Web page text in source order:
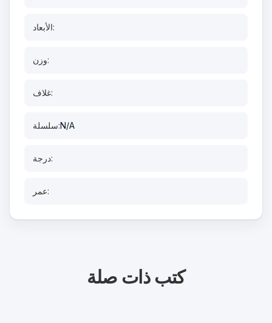
الأبعاد:
وزن:
غلاف:
سلسلة:N/A
درجة:
عمر:
كتب ذات صلة